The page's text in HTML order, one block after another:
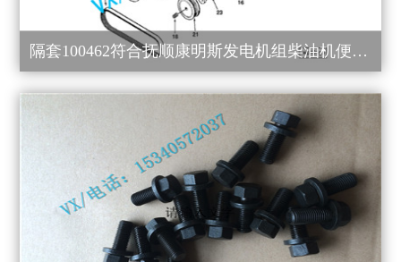
隔套100462符合抚顺康明斯发电机组柴油机便宜配件